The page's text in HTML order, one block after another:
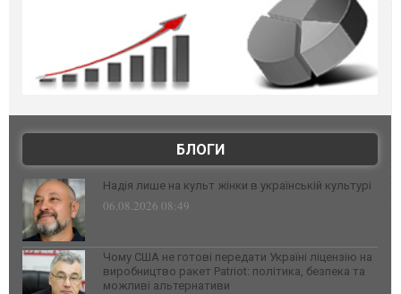
БЛОГИ
Надія лише на культ жінки в українській культурі
06.08.2026 08:49
Чому США не готові передати Україні ліцензію на
виробництво ракет Patriot: політика, безпека та
можливі альтернативи